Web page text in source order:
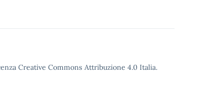
Creative Commons Attribuzione 4.0 Italia.